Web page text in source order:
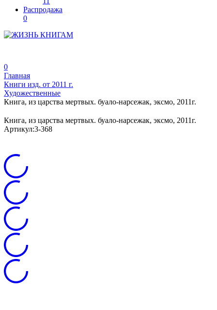
Распродажа
0
0
Главная
Книги изд. от 2011 г.
Художественные
Книга, из царства мертвых. буало-нарсежак, эксмо, 2011г.
Книга, из царства мертвых. буало-нарсежак, эксмо, 2011г.
Артикул:3-368